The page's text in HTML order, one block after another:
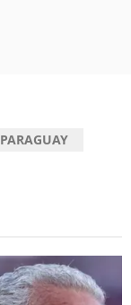
PARAGUAY